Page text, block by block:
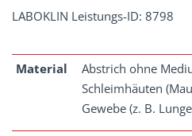
LABOKLIN Leistungs-ID: 8798
Material
Abstrich ohne
Schleimhäuten
Gewebe (z. B.